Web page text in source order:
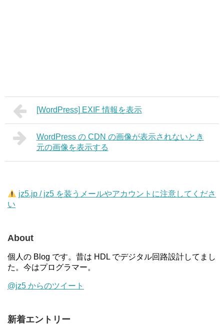
[WordPress] EXIF 情報を表示
WordPress の CDN の画像が表示されないとき
元の画像を表示する
jz5.jp / jz5 を装うメールやアカウントに注意してくださ
い
About
個人の Blog です。昔は HDL でデジタル回路設計してまし
た。今はプログラマー。
@jz5 からのツイート
新着エントリー